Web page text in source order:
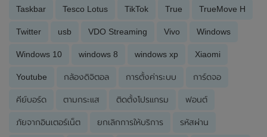
Taskbar Tesco Lotus TikTok True TrueMove H
Twitter usb VDO Streaming Vivo Windows
Windows 10 windows 8 windows xp Xiaomi
Youtube กล้องดิจิตอล การตั้งค่าระบบ การ์ดจอ
คีย์บอร์ด ตามกระแส ติดตั้งโปรแกรม ฟอนต์
ภัยจากอินเตอร์เน็ต ยกเลิกการให้บริการ รหัสผ่าน